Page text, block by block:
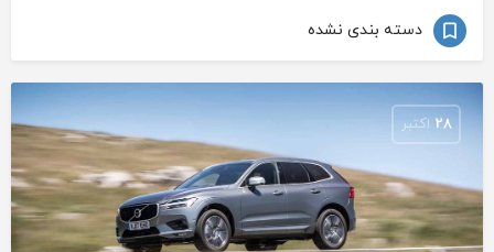
دسته بندی نشده
اکتبر 28